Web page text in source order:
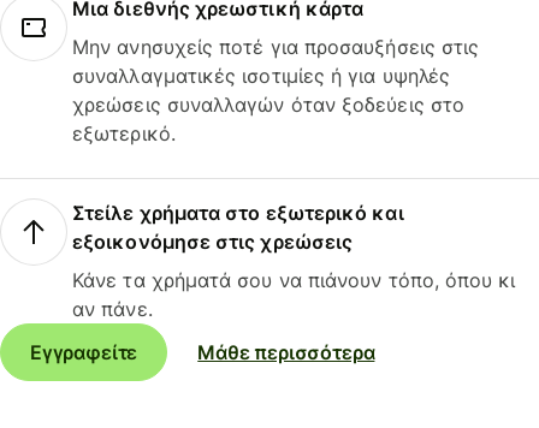
Μια διεθνής χρεωστική κάρτα
Μην ανησυχείς ποτέ για προσαυξήσεις στις
συναλλαγματικές ισοτιμίες ή για υψηλές
χρεώσεις συναλλαγών όταν ξοδεύεις στο
εξωτερικό.
Στείλε χρήματα στο εξωτερικό και
εξοικονόμησε στις χρεώσεις
Κάνε τα χρήματά σου να πιάνουν τόπο, όπου κι
αν πάνε.
Εγγραφείτε
Μάθε περισσότερα